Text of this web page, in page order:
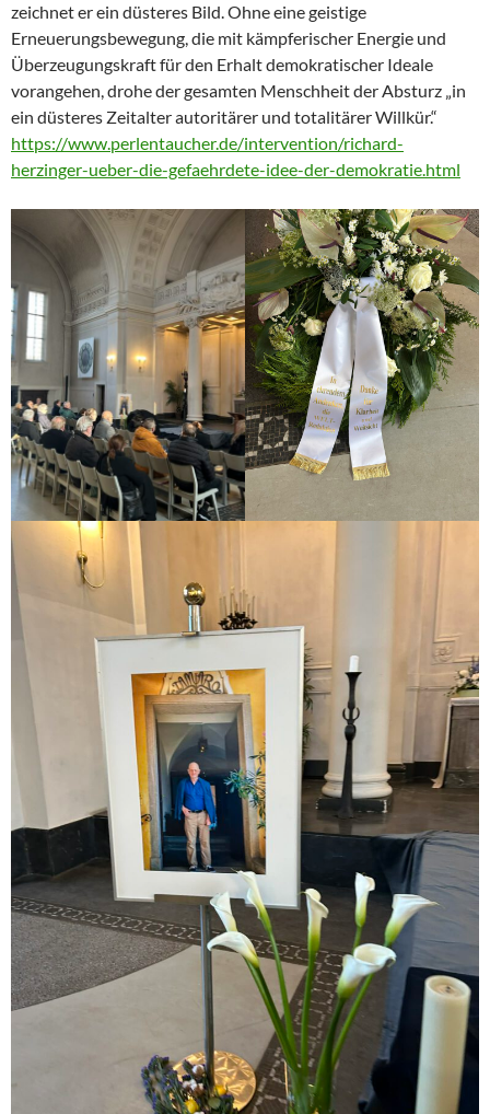
zeichnet er ein düsteres Bild. Ohne eine geistige
Erneuerungsbewegung, die mit kämpferischer Energie und
Überzeugungskraft für den Erhalt demokratischer Ideale
vorangehen, drohe der gesamten Menschheit der Absturz „in
ein düsteres Zeitalter autoritärer und totalitärer Willkür.“
https://www.perlentaucher.de/intervention/richard-
herzinger-ueber-die-gefaehrdete-idee-der-demokratie.html